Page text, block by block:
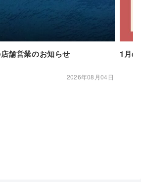
舗営業のお知らせ
2026年08月04日
1月